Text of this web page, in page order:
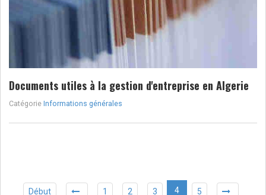
Documents utiles à la gestion d'entreprise en Algerie
Catégorie Informations générales
Début 1 2 3 4 5